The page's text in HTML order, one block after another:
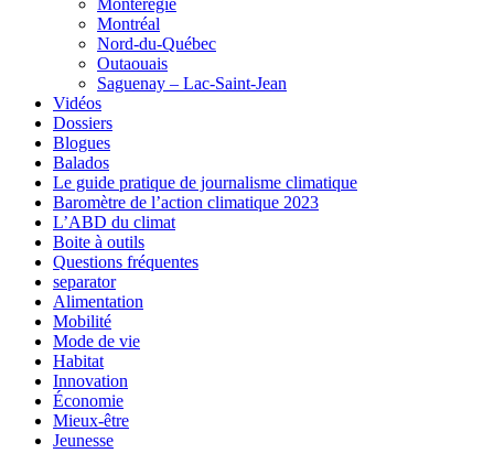
Montréal
Nord-du-Québec
Outaouais
Saguenay – Lac-Saint-Jean
Vidéos
Dossiers
Blogues
Balados
Le guide pratique de journalisme climatique
Baromètre de l’action climatique 2023
L’ABD du climat
Boite à outils
Questions fréquentes
separator
Alimentation
Mobilité
Mode de vie
Habitat
Innovation
Économie
Mieux-être
Jeunesse